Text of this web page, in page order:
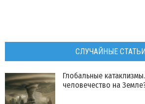
СЛУЧАЙНЫЕ СТАТЬИ
Глобальные
человечество на